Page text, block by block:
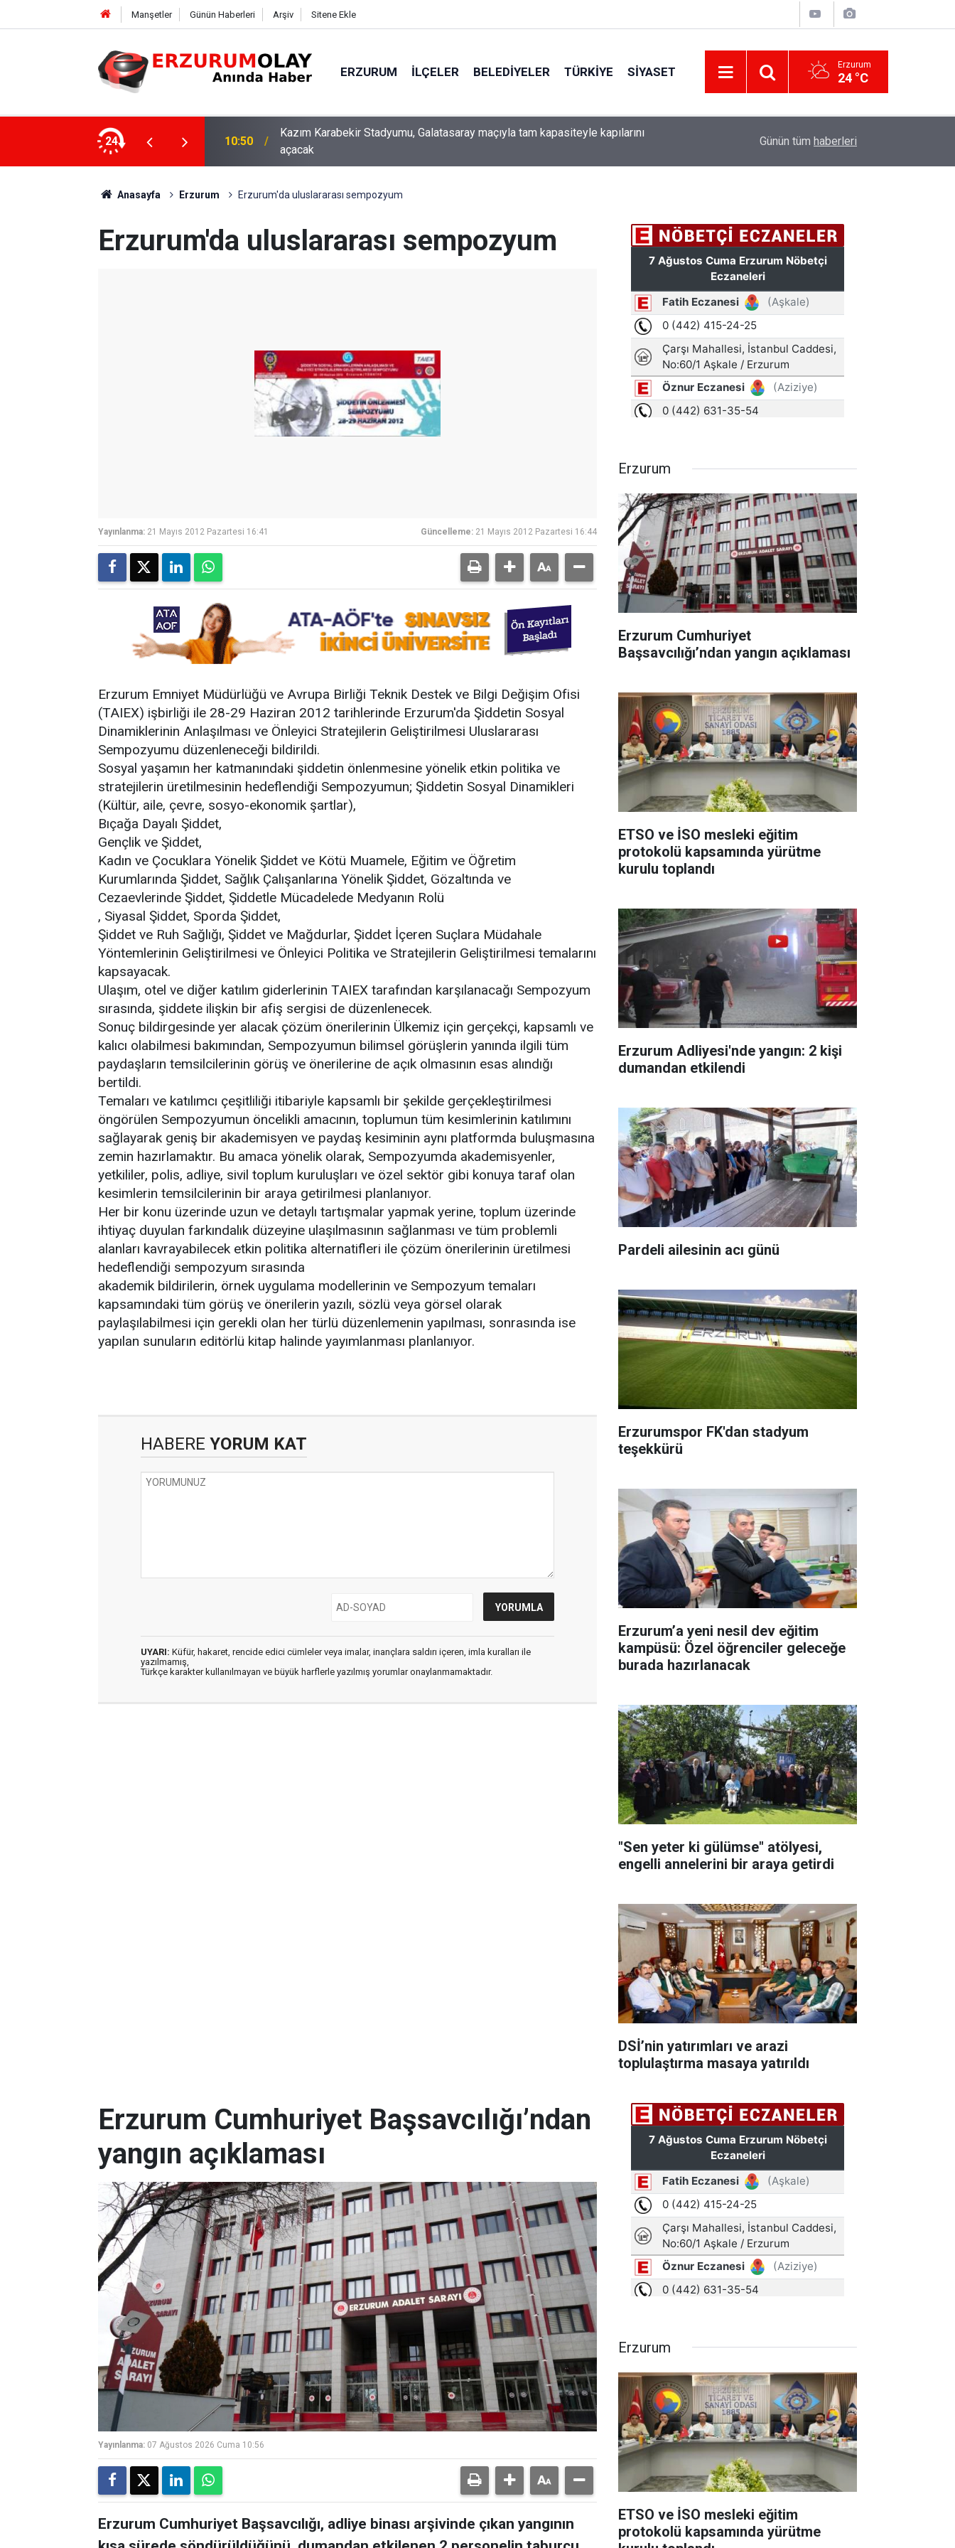
Manşetler Günün Haberleri Arşiv Sitene Ekle
ERZURUM İLÇELER BELEDIYELER TÜRKIYE SIYASET Erzurum
24 °C
24
maçıyla tam kapasiteyle kapılarını
10:44 ETSO ve İSO mesleki eğitim protokolü kapsamında yürütme kurulu toplandı Erzurum Adliyesi'nde yangın: 2 kişi dumandan
Günün tüm haberleri
Anasayfa Erzurum Erzurum'da uluslararası sempozyum
Erzurum'da uluslararası sempozyum
Yayınlanma: 21 Mayıs 2012 Pazartesi 16:41 Güncelleme: 21 Mayıs 2012 Pazartesi 16:44
Erzurum Emniyet Müdürlüğü ve Avrupa Birliği Teknik Destek ve Bilgi Değişim Ofisi
(TAIEX) işbirliği ile 28-29 Haziran 2012 tarihlerinde Erzurum'da Şiddetin Sosyal
Dinamiklerinin Anlaşılması ve Önleyici Stratejilerin Geliştirilmesi Uluslararası
Sempozyumu düzenleneceği bildirildi.
Sosyal yaşamın her katmanındaki şiddetin önlenmesine yönelik etkin politika ve
stratejilerin üretilmesinin hedeflendiği Sempozyumun; Şiddetin Sosyal Dinamikleri
(Kültür, aile, çevre, sosyo-ekonomik şartlar),
Bıçağa Dayalı Şiddet,
Gençlik ve Şiddet,
Kadın ve Çocuklara Yönelik Şiddet ve Kötü Muamele, Eğitim ve Öğretim
Kurumlarında Şiddet, Sağlık Çalışanlarına Yönelik Şiddet, Gözaltında ve
Cezaevlerinde Şiddet, Şiddetle Mücadelede Medyanın Rolü
, Siyasal Şiddet, Sporda Şiddet,
Şiddet ve Ruh Sağlığı, Şiddet ve Mağdurlar, Şiddet İçeren Suçlara Müdahale
Yöntemlerinin Geliştirilmesi ve Önleyici Politika ve Stratejilerin Geliştirilmesi temalarını
kapsayacak.
Ulaşım, otel ve diğer katılım giderlerinin TAIEX tarafından karşılanacağı Sempozyum
sırasında, şiddete ilişkin bir afiş sergisi de düzenlenecek.
Sonuç bildirgesinde yer alacak çözüm önerilerinin Ülkemiz için gerçekçi, kapsamlı ve
kalıcı olabilmesi bakımından, Sempozyumun bilimsel görüşlerin yanında ilgili tüm
paydaşların temsilcilerinin görüş ve önerilerine de açık olmasının esas alındığı
bertildi.
Temaları ve katılımcı çeşitliliği itibariyle kapsamlı bir şekilde gerçekleştirilmesi
öngörülen Sempozyumun öncelikli amacının, toplumun tüm kesimlerinin katılımını
sağlayarak geniş bir akademisyen ve paydaş kesiminin aynı platformda buluşmasına
zemin hazırlamaktır. Bu amaca yönelik olarak, Sempozyumda akademisyenler,
yetkililer, polis, adliye, sivil toplum kuruluşları ve özel sektör gibi konuya taraf olan
kesimlerin temsilcilerinin bir araya getirilmesi planlanıyor.
Her bir konu üzerinde uzun ve detaylı tartışmalar yapmak yerine, toplum üzerinde
ihtiyaç duyulan farkındalık düzeyine ulaşılmasının sağlanması ve tüm problemli
alanları kavrayabilecek etkin politika alternatifleri ile çözüm önerilerinin üretilmesi
hedeflendiği sempozyum sırasında
akademik bildirilerin, örnek uygulama modellerinin ve Sempozyum temaları
kapsamındaki tüm görüş ve önerilerin yazılı, sözlü veya görsel olarak
paylaşılabilmesi için gerekli olan her türlü düzenlemenin yapılması, sonrasında ise
yapılan sunuların editörlü kitap halinde yayımlanması planlanıyor.
HABERE YORUM KAT
UYARI: Küfür, hakaret, rencide edici cümleler veya imalar, inançlara saldırı içeren, imla kuralları ile
yazılmamış,
Türkçe karakter kullanılmayan ve büyük harflerle yazılmış yorumlar onaylanmamaktadır.
Erzurum
Erzurum Cumhuriyet
Başsavcılığı’ndan yangın açıklaması
ETSO ve İSO mesleki eğitim
protokolü kapsamında yürütme
kurulu toplandı
Erzurum Adliyesi'nde yangın: 2 kişi
dumandan etkilendi
Pardeli ailesinin acı günü
Erzurumspor FK'dan stadyum
teşekkürü
Erzurum’a yeni nesil dev eğitim
kampüsü: Özel öğrenciler geleceğe
burada hazırlanacak
"Sen yeter ki gülümse" atölyesi,
engelli annelerini bir araya getirdi
DSİ’nin yatırımları ve arazi
toplulaştırma masaya yatırıldı
Erzurum Cumhuriyet Başsavcılığı’ndan
yangın açıklaması
Yayınlanma: 07 Ağustos 2026 Cuma 10:56
Erzurum Cumhuriyet Başsavcılığı, adliye binası arşivinde çıkan yangının
Erzurum
ETSO ve İSO mesleki eğitim
protokolü kapsamında yürütme